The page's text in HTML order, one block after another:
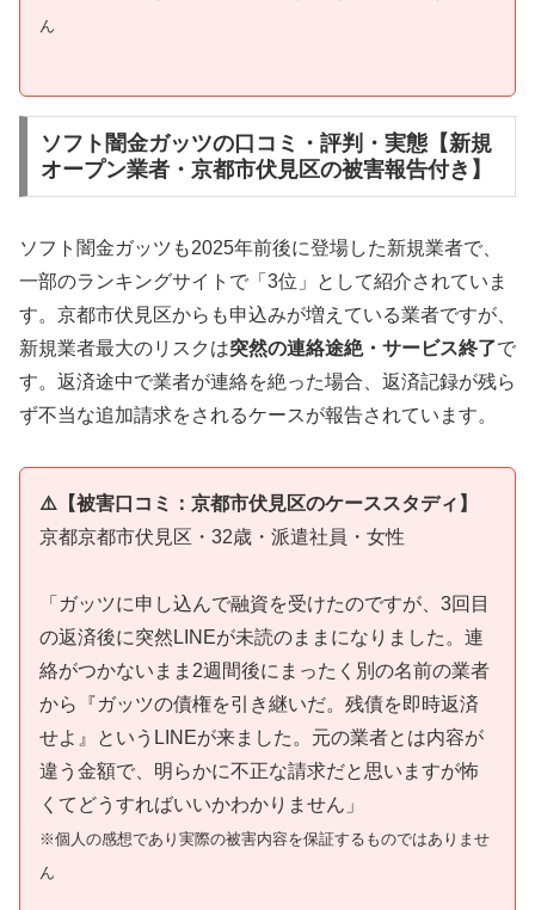
ん
ソフト闇金ガッツの口コミ・評判・実態【新規
オープン業者・京都市伏見区の被害報告付き】
ソフト闇金ガッツも2025年前後に登場した新規業者で、
一部のランキングサイトで「3位」として紹介されていま
す。京都市伏見区からも申込みが増えている業者ですが、
新規業者最大のリスクは突然の連絡途絶・サービス終了で
す。返済途中で業者が連絡を絶った場合、返済記録が残ら
ず不当な追加請求をされるケースが報告されています。
⚠️【被害口コミ：京都市伏見区のケーススタディ】
京都京都市伏見区・32歳・派遣社員・女性
「ガッツに申し込んで融資を受けたのですが、3回目
の返済後に突然LINEが未読のままになりました。連
絡がつかないまま2週間後にまったく別の名前の業者
から『ガッツの債権を引き継いだ。残債を即時返済
せよ』というLINEが来ました。元の業者とは内容が
違う金額で、明らかに不正な請求だと思いますが怖
くてどうすればいいかわかりません」
※個人の感想であり実際の被害内容を保証するものではありませ
ん